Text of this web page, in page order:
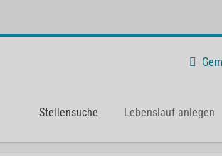
Stellensuche Lebenslauf anlegen